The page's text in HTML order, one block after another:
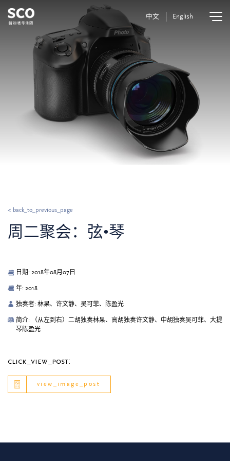
中文 English
< back_to_previous_page
周二聚会：弦•琴
日期: 2018年08月07日
年: 2018
独奏者: 林杲、许文静、吴可菲、陈盈光
简介: （从左到右）二胡独奏林杲、高胡独奏许文静、中胡独奏吴可菲、大提
琴陈盈光
click_view_post:
view_image_post